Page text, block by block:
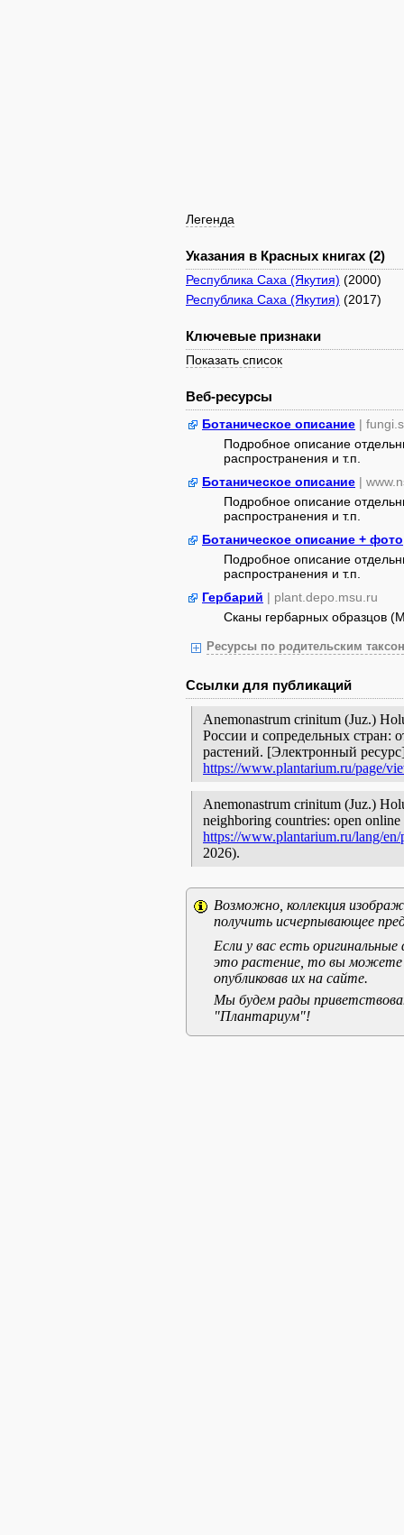
Легенда
Указания в Красных книгах (2)
Республика Саха (Якутия) (2000)
Республика Саха (Якутия) (2017)
Ключевые признаки
Показать список
Веб-ресурсы
Ботаническое описание |
Подробное описание
распространения и т.п.
Ботаническое описание |
Подробное описание
распространения и т.п.
Ботаническое описание + фото
Подробное описание
распространения и т.п.
Гербарий | plant.depo.msu.ru
Сканы гербарных образцов
Ресурсы по родительским
Ссылки для публикаций
Anemonastrum crinitum (Juz.)
России и сопредельных стран:
растений. [Электронный
https://www.plantarium.ru/page/
Anemonastrum crinitum (Juz.)
neighboring countries: open
https://www.plantarium.ru/lang/
2026).
Возможно, коллекция
получить исчерпывающее
Если у вас есть
это растение, то вы можете
опубликовав их на сайте.
Мы будем рады
"Плантариум"!